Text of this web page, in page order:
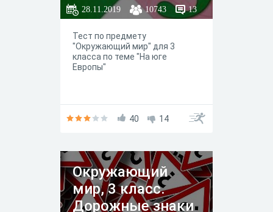
28.11.2019 10743 13
Тест по предмету
"Окружающий мир" для 3
класса по теме "На юге
Европы"
40 14
Окружающий
мир, 3 класс.
Дорожные знаки